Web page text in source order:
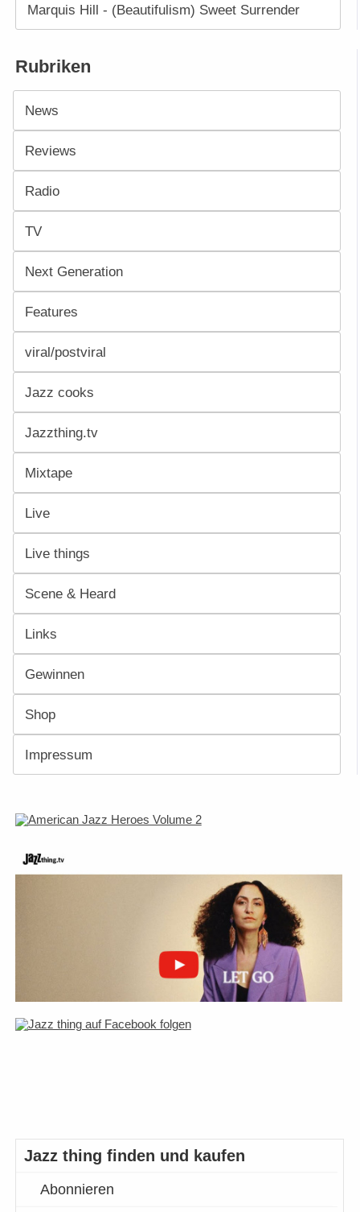
Marquis Hill - (Beautifulism) Sweet Surrender
Rubriken
News
Reviews
Radio
TV
Next Generation
Features
viral/postviral
Jazz cooks
Jazzthing.tv
Mixtape
Live
Live things
Scene & Heard
Links
Gewinnen
Shop
Impressum
Jazz thing finden und kaufen
Abonnieren